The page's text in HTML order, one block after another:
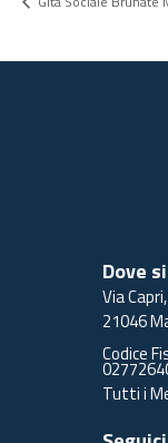
Dove
Via
21046
Codice
Tutti i